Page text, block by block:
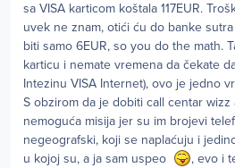
sa VISA karticom koštala 117EUR.
uvek ne znam, otići ću do banke
biti samo 6EUR, so you do the math.
karticu i nemate vremena da čekate
Intezinu VISA Internet), ovo je jedno
S obzirom da je dobiti call centar
nemoguća misija jer su im brojevi
negeografski, koji se naplaćuju i
u kojoj su, a ja sam uspeo
, evo i